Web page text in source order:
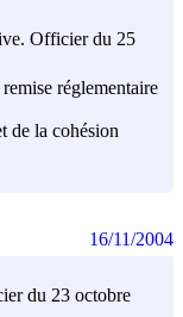
Officier du 25
réglementaire
de la cohésion
du 23 octobre
16/11/2004